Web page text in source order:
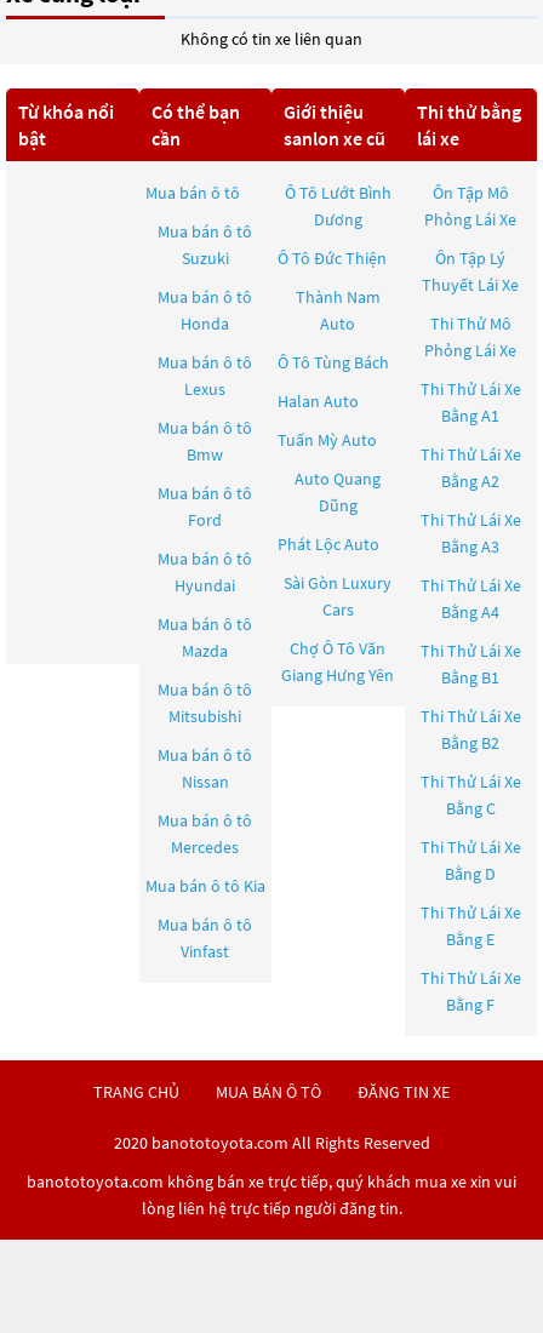
Không có tin xe liên quan
Từ khóa nổi
bật
Có thể bạn
cần
Mua bán ô tô
Mua bán ô tô
Suzuki
Mua bán ô tô
Honda
Mua bán ô tô
Lexus
Mua bán ô tô
Bmw
Mua bán ô tô
Ford
Mua bán ô tô
Hyundai
Mua bán ô tô
Mazda
Mua bán ô tô
Mitsubishi
Mua bán ô tô
Nissan
Mua bán ô tô
Mercedes
Mua bán ô tô Kia
Mua bán ô tô
Vinfast
Giới thiệu
sanlon xe cũ
Ô Tô Lướt Bình
Dương
Ô Tô Đức Thiện
Thành Nam
Auto
Ô Tô Tùng Bách
Halan Auto
Tuấn Mỳ Auto
Auto Quang
Dũng
Phát Lộc Auto
Sài Gòn Luxury
Cars
Chợ Ô Tô Văn
Giang Hưng Yên
Thi thử bằng
lái xe
Ôn Tập Mô
Phỏng Lái Xe
Ôn Tập Lý
Thuyết Lái Xe
Thi Thử Mô
Phỏng Lái Xe
Thi Thử Lái Xe
Bằng A1
Thi Thử Lái Xe
Bằng A2
Thi Thử Lái Xe
Bằng A3
Thi Thử Lái Xe
Bằng A4
Thi Thử Lái Xe
Bằng B1
Thi Thử Lái Xe
Bằng B2
Thi Thử Lái Xe
Bằng C
Thi Thử Lái Xe
Bằng D
Thi Thử Lái Xe
Bằng E
Thi Thử Lái Xe
Bằng F
TRANG CHỦ MUA BÁN Ô TÔ ĐĂNG TIN XE
2020 banototoyota.com All Rights Reserved
banototoyota.com không bán xe trực tiếp, quý khách mua xe xin vui
lòng liên hệ trực tiếp người đăng tin.